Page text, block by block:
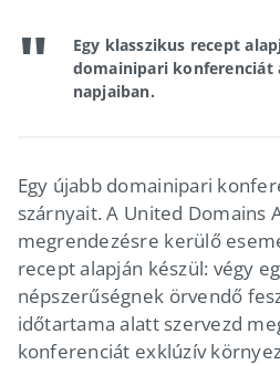
Egy klasszikus recept
domainipari konferenciát
napjaiban.
Egy újabb domainipari
szárnyait. A United Domains
megrendezésre kerülő
recept alapján készül: végy
népszerűségnek örvendő
időtartama alatt szervezd
konferenciát exklúzív